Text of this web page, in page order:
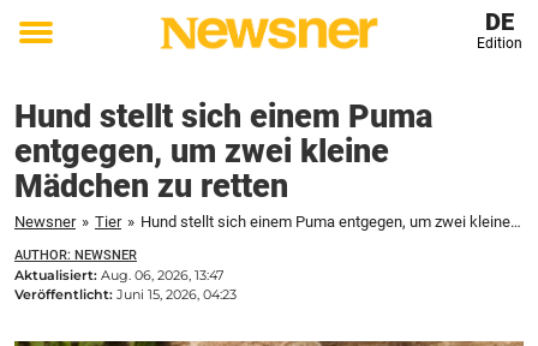
Toggle
DE
Edition
Hund stellt sich einem Puma
entgegen, um zwei kleine
Mädchen zu retten
Newsner » Tier » Hund stellt sich einem Puma entgegen, um zwei kleine Mädchen zu retten
AUTHOR: NEWSNER
Aktualisiert: Aug. 06, 2026, 13:47
Veröffentlicht: Juni 15, 2026, 04:23